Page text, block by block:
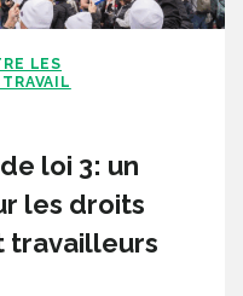
LES
loi 3: un
les droits
travailleurs